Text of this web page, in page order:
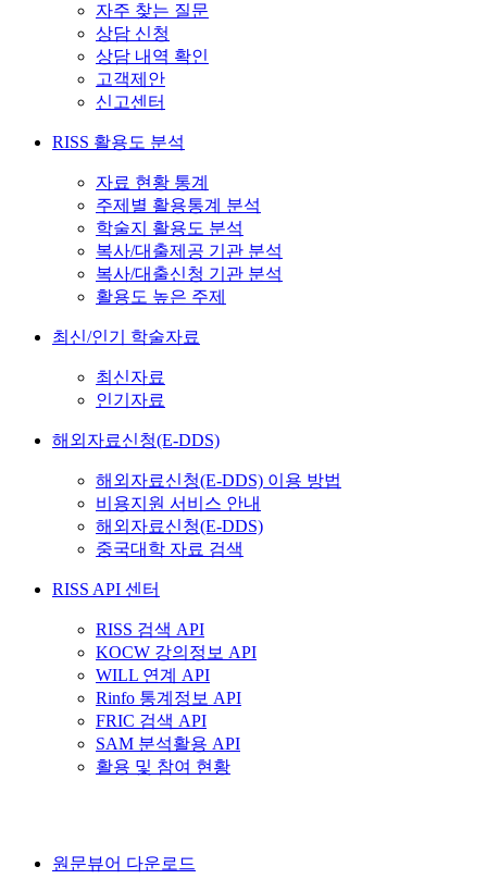
자주 찾는 질문
상담 신청
상담 내역 확인
고객제안
신고센터
RISS 활용도 분석
자료 현황 통계
주제별 활용통계 분석
학술지 활용도 분석
복사/대출제공 기관 분석
복사/대출신청 기관 분석
활용도 높은 주제
최신/인기 학술자료
최신자료
인기자료
해외자료신청(E-DDS)
해외자료신청(E-DDS) 이용 방법
비용지원 서비스 안내
해외자료신청(E-DDS)
중국대학 자료 검색
RISS API 센터
RISS 검색 API
KOCW 강의정보 API
WILL 연계 API
Rinfo 통계정보 API
FRIC 검색 API
SAM 분석활용 API
활용 및 참여 현황
원문뷰어 다운로드